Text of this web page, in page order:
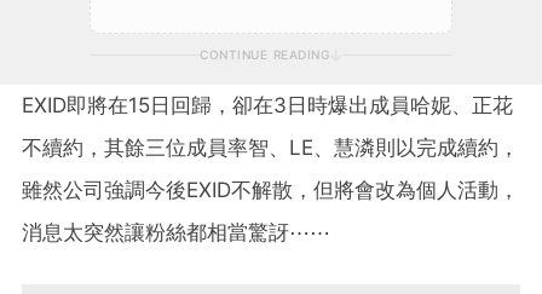
CONTINUE READING
EXID即將在15日回歸，卻在3日時爆出成員哈妮、正花
不續約，其餘三位成員率智、LE、慧潾則以完成續約，
雖然公司強調今後EXID不解散，但將會改為個人活動，
消息太突然讓粉絲都相當驚訝⋯⋯